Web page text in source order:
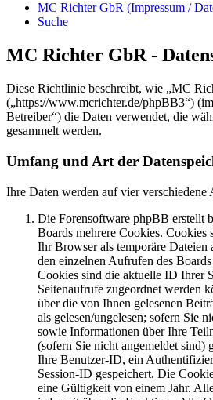
MC Richter GbR (Impressum /
Suche
MC Richter GbR -
Diese Richtlinie beschreibt, wie „MC
(„https://www.mcrichter.de/phpBB3“)
Betreiber“) die Daten verwendet, die
gesammelt werden.
Umfang und Art der
Ihre Daten werden auf vier verschiedene
Die Forensoftware phpBB erstellt
Boards mehrere Cookies. Cookies
Ihr Browser als temporäre Dateien
den einzelnen Aufrufen des
Cookies sind die aktuelle ID Ihrer
Seitenaufrufe zugeordnet werden
über die von Ihnen gelesenen
als gelesen/ungelesen; sofern Sie
sowie Informationen über Ihre
(sofern Sie nicht angemeldet sind)
Ihre Benutzer-ID, ein
Session-ID gespeichert. Die
eine Gültigkeit von einem Jahr.